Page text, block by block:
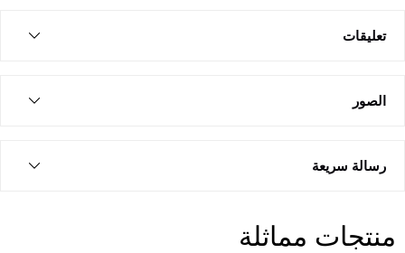
تعليقات
الصور
رسالة سريعة
منتجات مماثلة